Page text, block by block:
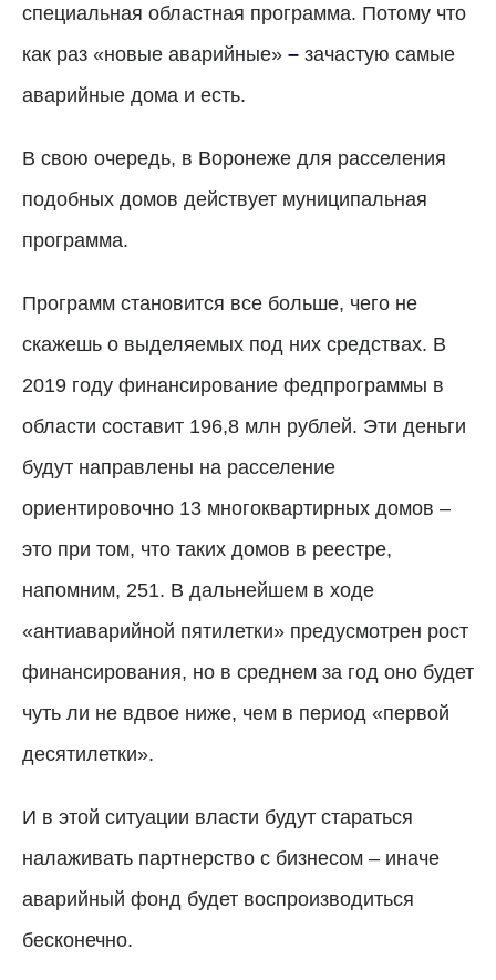
специальная областная программа. Потому что
как раз «новые аварийные» – зачастую самые
аварийные дома и есть.
В свою очередь, в Воронеже для расселения
подобных домов действует муниципальная
программа.
Программ становится все больше, чего не
скажешь о выделяемых под них средствах. В
2019 году финансирование федпрограммы в
области составит 196,8 млн рублей. Эти деньги
будут направлены на расселение
ориентировочно 13 многоквартирных домов –
это при том, что таких домов в реестре,
напомним, 251. В дальнейшем в ходе
«антиаварийной пятилетки» предусмотрен рост
финансирования, но в среднем за год оно будет
чуть ли не вдвое ниже, чем в период «первой
десятилетки».
И в этой ситуации власти будут стараться
налаживать партнерство с бизнесом – иначе
аварийный фонд будет воспроизводиться
бесконечно.